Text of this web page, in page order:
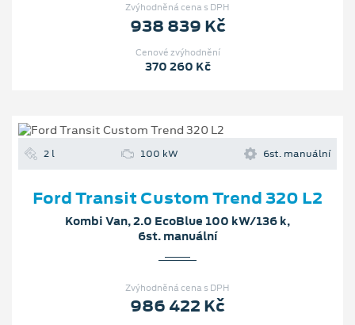
Zvýhodněná cena s DPH
938 839 Kč
Cenové zvýhodnění
370 260 Kč
2 l 100 kW 6st. manuální
Ford Transit Custom Trend 320 L2
Kombi Van, 2.0 EcoBlue 100 kW/136 k,
6st. manuální
Zvýhodněná cena s DPH
986 422 Kč